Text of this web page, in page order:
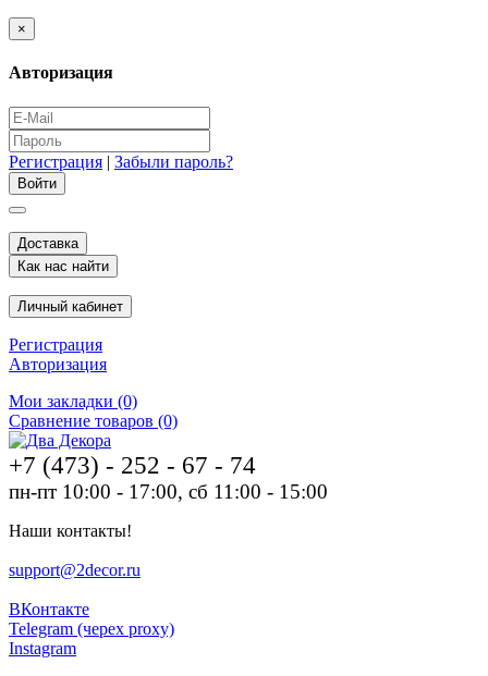
×
Авторизация
Регистрация | Забыли пароль?
Доставка
Как нас найти
Личный кабинет
Регистрация
Авторизация
Мои закладки (0)
Сравнение товаров (0)
+7 (473) - 252 - 67 - 74
пн-пт 10:00 - 17:00, сб 11:00 - 15:00
Наши контакты!
support@2decor.ru
ВКонтакте
Telegram (черех proxy)
Instagram